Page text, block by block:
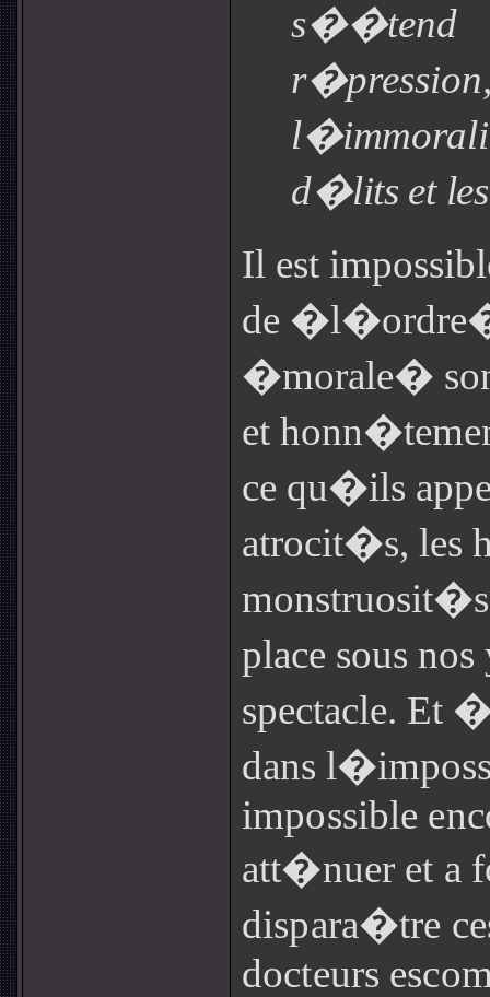
d�lits et
Il est
de �l�ordre�
�morale�
et
ce qu�ils
atrocit�s, les
place sous
spectacle. Et
dans
impossible
att�nuer et a
dispara�tre
docteurs